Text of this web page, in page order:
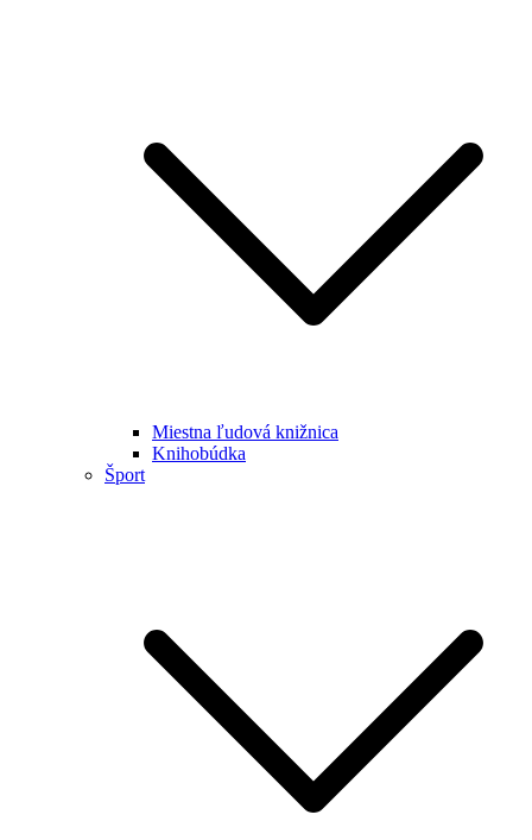
Miestna ľudová knižnica
Knihobúdka
Šport